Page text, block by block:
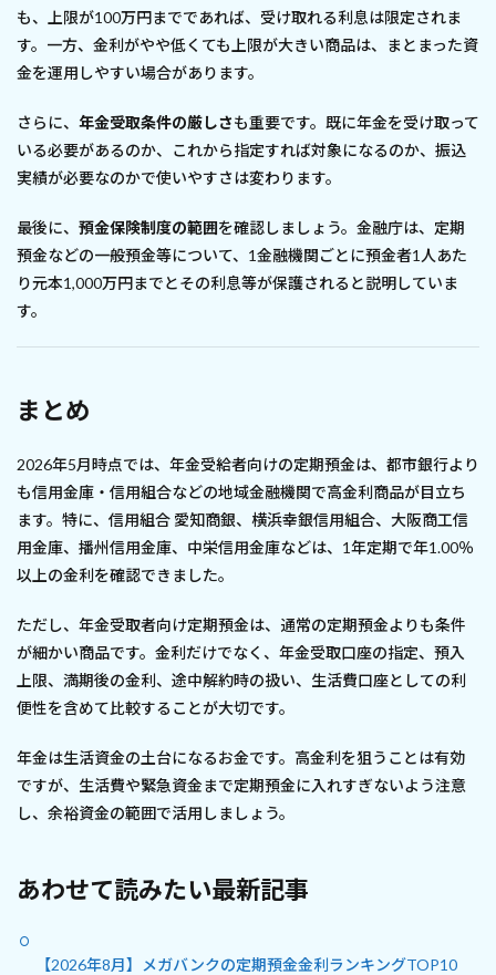
も、上限が100万円までであれば、受け取れる利息は限定されま
す。一方、金利がやや低くても上限が大きい商品は、まとまった資
金を運用しやすい場合があります。
さらに、 年金受取条件の厳しさも重要です。既に年金を受け取って
いる必要があるのか、これから指定すれば対象になるのか、振込
実績が必要なのかで使いやすさは変わります。
最後に、 預金保険制度の範囲を確認しましょう。金融庁は、定期
預金などの一般預金等について、1金融機関ごとに預金者1人あた
り元本1,000万円までとその利息等が保護されると説明していま
す。
まとめ
2026年5月時点では、年金受給者向けの定期預金は、都市銀行より
も信用金庫・信用組合などの地域金融機関で高金利商品が目立ち
ます。特に、信用組合 愛知商銀、横浜幸銀信用組合、大阪商工信
用金庫、播州信用金庫、中栄信用金庫などは、1年定期で年1.00％
以上の金利を確認できました。
ただし、年金受取者向け定期預金は、通常の定期預金よりも条件
が細かい商品です。金利だけでなく、年金受取口座の指定、預入
上限、満期後の金利、途中解約時の扱い、生活費口座としての利
便性を含めて比較することが大切です。
年金は生活資金の土台になるお金です。高金利を狙うことは有効
ですが、生活費や緊急資金まで定期預金に入れすぎないよう注意
し、余裕資金の範囲で活用しましょう。
あわせて読みたい最新記事
【2026年8月】メガバンクの定期預金金利ランキングTOP10